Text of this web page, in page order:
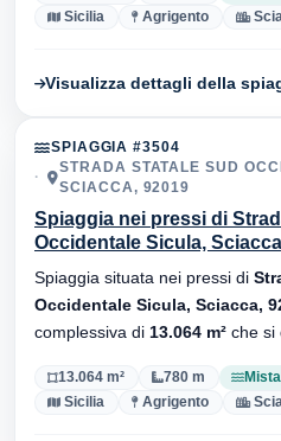
Sicilia
Agrigento
Visualizza dettagli della
SPIAGGIA #3504
STRADA STATALE SUD
SCIACCA, 92019
Spiaggia nei pressi di
Occidentale Sicula,
Spiaggia situata nei pressi di
Occidentale Sicula, Sciacca,
complessiva di 13.064 m² che si
13.064 m² 780 m Mista
Sicilia
Agrigento